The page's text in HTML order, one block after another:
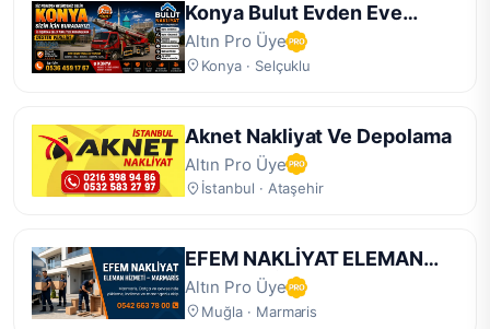
Konya Bulut Evden Eve
Nakliyat
Altın Pro Üye
Konya · Selçuklu
Aknet Nakliyat Ve Depolama
Altın Pro Üye
İstanbul · Ataşehir
EFEM NAKLİYAT ELEMAN
MARMARİS
Altın Pro Üye
Muğla · Marmaris